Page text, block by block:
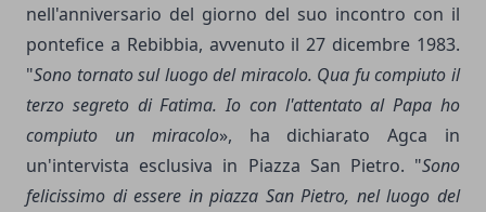
nell'anniversario del giorno del suo incontro con il
pontefice a Rebibbia, avvenuto il 27 dicembre 1983.
"Sono tornato sul luogo del miracolo. Qua fu compiuto il
terzo segreto di Fatima. Io con l'attentato al Papa ho
compiuto un miracolo», ha dichiarato Agca in
un'intervista esclusiva in Piazza San Pietro. "Sono
felicissimo di essere in piazza San Pietro, nel luogo del